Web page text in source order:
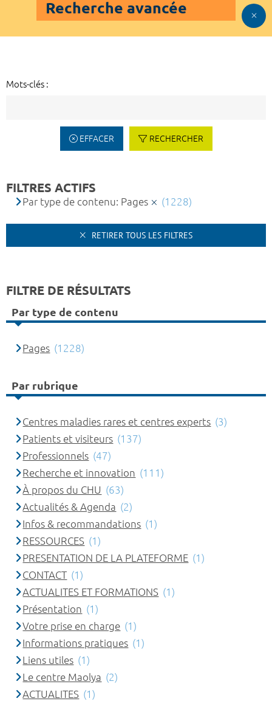
Recherche avancée
Mots-clés :
EFFACER RECHERCHER
FILTRES ACTIFS
Par type de contenu: Pages (1228)
RETIRER TOUS LES FILTRES
FILTRE DE RÉSULTATS
Par type de contenu
Pages (1228)
Par rubrique
Centres maladies rares et centres experts (3)
Patients et visiteurs (137)
Professionnels (47)
Recherche et innovation (111)
À propos du CHU (63)
Actualités & Agenda (2)
Infos & recommandations (1)
RESSOURCES (1)
PRESENTATION DE LA PLATEFORME (1)
CONTACT (1)
ACTUALITES ET FORMATIONS (1)
Présentation (1)
Votre prise en charge (1)
Informations pratiques (1)
Liens utiles (1)
Le centre Maolya (2)
ACTUALITES (1)